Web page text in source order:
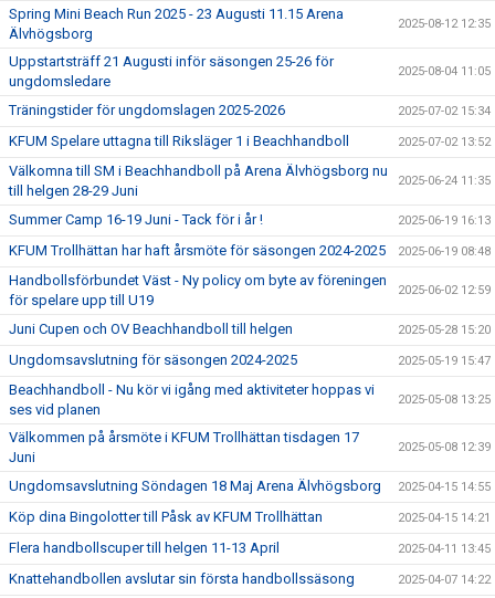
Spring Mini Beach Run 2025 - 23 Augusti 11.15 Arena
Älvhögsborg
2025-08-12 12:35
Uppstartsträff 21 Augusti inför säsongen 25-26 för
ungdomsledare
2025-08-04 11:05
Träningstider för ungdomslagen 2025-2026 2025-07-02 15:34
KFUM Spelare uttagna till Riksläger 1 i Beachhandboll 2025-07-02 13:52
Välkomna till SM i Beachhandboll på Arena Älvhögsborg nu
till helgen 28-29 Juni
2025-06-24 11:35
Summer Camp 16-19 Juni - Tack för i år ! 2025-06-19 16:13
KFUM Trollhättan har haft årsmöte för säsongen 2024-2025 2025-06-19 08:48
Handbollsförbundet Väst - Ny policy om byte av föreningen
för spelare upp till U19
2025-06-02 12:59
Juni Cupen och OV Beachhandboll till helgen 2025-05-28 15:20
Ungdomsavslutning för säsongen 2024-2025 2025-05-19 15:47
Beachhandboll - Nu kör vi igång med aktiviteter hoppas vi
ses vid planen
2025-05-08 13:25
Välkommen på årsmöte i KFUM Trollhättan tisdagen 17
Juni
2025-05-08 12:39
Ungdomsavslutning Söndagen 18 Maj Arena Älvhögsborg 2025-04-15 14:55
Köp dina Bingolotter till Påsk av KFUM Trollhättan 2025-04-15 14:21
Flera handbollscuper till helgen 11-13 April 2025-04-11 13:45
Knattehandbollen avslutar sin första handbollssäsong 2025-04-07 14:22